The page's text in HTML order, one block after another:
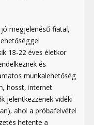
jó megjelenésű fiatal,
18-22 éves életkor
és
munkalehetőség
hosst, internet
jelentkezzenek vidéki
ahol a próbafelvétel
hetente a